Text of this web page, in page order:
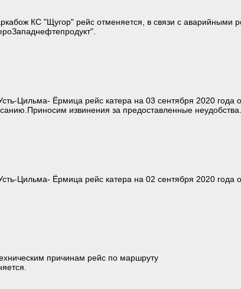
КС "Щугор" рейс отменяется, в связи с аварийными
Ёрмица рейс катера на 03 сентября 2020 года
извинения за предоставленные неудобства.
Ёрмица рейс катера на 02 сентября 2020 года
причинам рейс по маршруту